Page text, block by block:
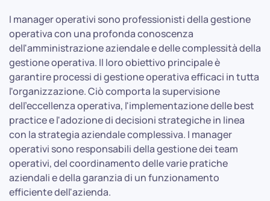
I manager operativi sono professionisti della gestione
operativa con una profonda conoscenza
dell'amministrazione aziendale e delle complessità della
gestione operativa. Il loro obiettivo principale è
garantire processi di gestione operativa efficaci in tutta
l'organizzazione. Ciò comporta la supervisione
dell'eccellenza operativa, l'implementazione delle best
practice e l'adozione di decisioni strategiche in linea
con la strategia aziendale complessiva. I manager
operativi sono responsabili della gestione dei team
operativi, del coordinamento delle varie pratiche
aziendali e della garanzia di un funzionamento
efficiente dell'azienda.